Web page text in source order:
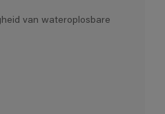
van wateroplosbare